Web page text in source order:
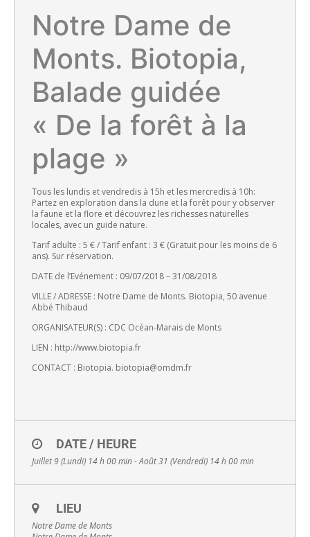
Notre Dame de
Monts. Biotopia,
Balade guidée
« De la forêt à la
plage »
Tous les lundis et vendredis à 15h et les mercredis à 10h:
Partez en exploration dans la dune et la forêt pour y observer
la faune et la flore et découvrez les richesses naturelles
locales, avec un guide nature.
Tarif adulte : 5 € / Tarif enfant : 3 € (Gratuit pour les moins de 6
ans). Sur réservation.
DATE de l’Evénement : 09/07/2018 – 31/08/2018
VILLE / ADRESSE : Notre Dame de Monts. Biotopia, 50 avenue
Abbé Thibaud
ORGANISATEUR(S) : CDC Océan-Marais de Monts
LIEN : http://www.biotopia.fr
CONTACT : Biotopia. biotopia@omdm.fr
DATE / HEURE
Juillet 9 (Lundi) 14 h 00 min - Août 31 (Vendredi) 14 h 00 min
LIEU
Notre Dame de Monts